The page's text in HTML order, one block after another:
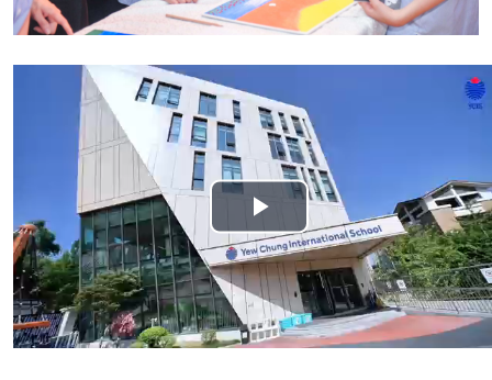
Play
Video